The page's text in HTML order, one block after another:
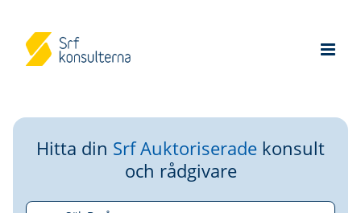
Hitta din Srf Auktoriserade konsult
och rådgivare